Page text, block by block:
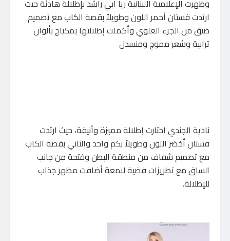
وظهرت الإعلامية اللبنانية ريا أبي راشد بإطلالة هادئة حيث
ارتدت فستان أحمر اللون وطويلاً بقصة الكاب مع تصميم
ضيق من الجزء العلوي وأكملت إطلالتها بمكياج بألوان
ترابية وشعر مموج ومنسدل
نادية الجندي اختارت إطلالة مميزة وأنيقة، حيث ارتدت
فستان أخضر اللون وطويلاً بكم واحد والثاني بقصة الكاب
مع تصميم شفاف من منطقة البطن وفتحة من جانب
الساق مع تطريزات فضية لامعة أضافت مظهر جذاب
للإطلالة.